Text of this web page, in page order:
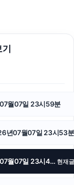
전문변호사
성범죄변호사
암요양병원
월07일 23시59분
년07월07일 23시53분
이혼전문변호사 사전 점검 안내 2026년07월07일 23시49분 현재글